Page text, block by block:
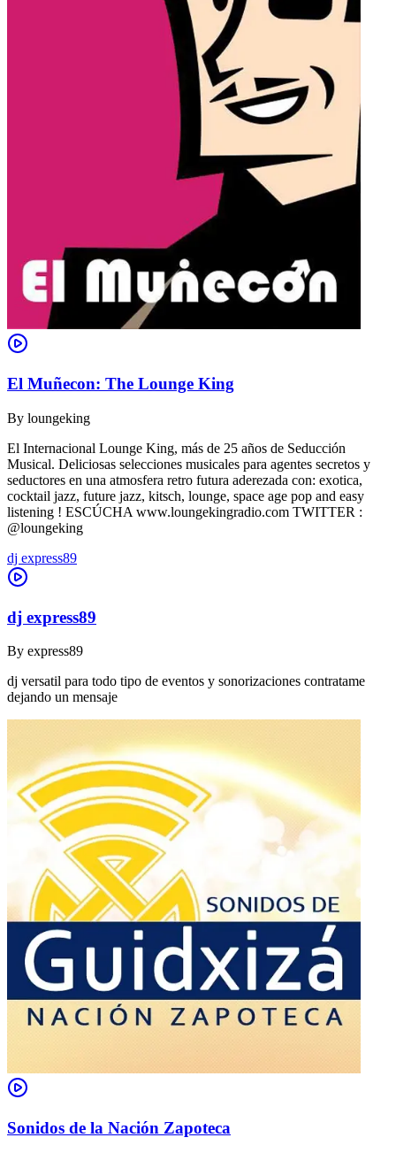
El Muñecon: The Lounge King
By loungeking
El Internacional Lounge King, más de 25 años de Seducción
Musical. Deliciosas selecciones musicales para agentes secretos y
seductores en una atmosfera retro futura aderezada con: exotica,
cocktail jazz, future jazz, kitsch, lounge, space age pop and easy
listening ! ESCÚCHA www.loungekingradio.com TWITTER :
@loungeking
dj express89
dj express89
By express89
dj versatil para todo tipo de eventos y sonorizaciones contratame
dejando un mensaje
Sonidos de la Nación Zapoteca